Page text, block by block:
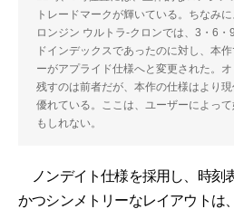
トレードマークが輝いている。ちなみ
ロンジン ウルトラ-クロンでは、3・6
ドインデックスであったのに対し、本
ーがアプライド仕様へと変更された。
残すのは前者だが、本作の仕様はより
優れている。ここは、ユーザーによっ
もしれない。
ノンデイト仕様を採用し、時刻
かつシンメトリーなレイアウトは